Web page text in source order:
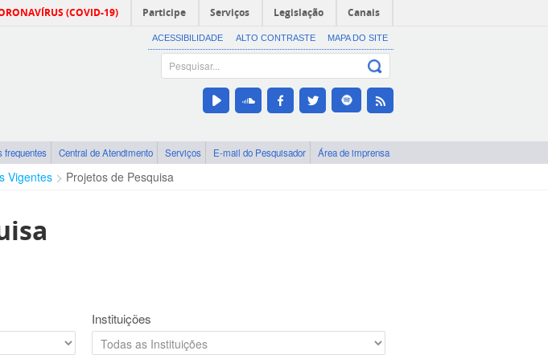
(COVID-19) Participe Serviços Legislação Canais
ACESSIBILIDADE ALTO CONTRASTE MAPA DO SITE
frequentes Central de Atendimento Serviços E-mail do Pesquisador Área de imprensa
Vigentes Projetos de Pesquisa
Instituições